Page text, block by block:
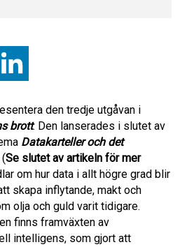
n
k
e
d
den tredje utgåvan i
brott. Den lanserades i slutet av
Datakarteller och det
(Se slutet av artikeln för mer
om hur data i allt högre grad blir
skapa inflytande, makt och
olja och guld varit tidigare.
finns framväxten av
intelligens, som gjort att